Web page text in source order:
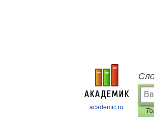
academic.ru